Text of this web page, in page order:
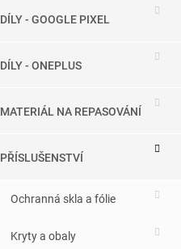
DÍLY - GOOGLE PIXEL
DÍLY - ONEPLUS
MATERIÁL NA REPASOVÁNÍ
PŘÍSLUŠENSTVÍ
Ochranná skla a fólie
Kryty a obaly